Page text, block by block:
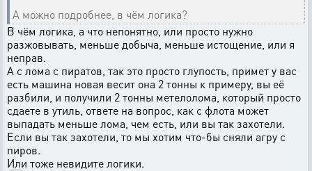
А можно подробнее, в чём логика?
В чём логика, а что непонятно, или просто нужно
разжовывать, меньше добыча, меньше истощение, или я
неправ.
А с лома с пиратов, так это просто глупость, примет у вас
есть машина новая весит она 2 тонны к примеру, вы её
разбили, и получили 2 тонны метелолома, который просто
сдаете в утиль, ответе на вопрос, как с флота может
выпадать меньше лома, чем есть, или вы так захотели.
Если вы так захотели, то мы хотим что-бы сняли агру с
пиров.
Или тоже невидите логики.